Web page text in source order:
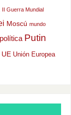
II Guerra Mundial
Moscú mundo
política Putin
UE Unión Europea